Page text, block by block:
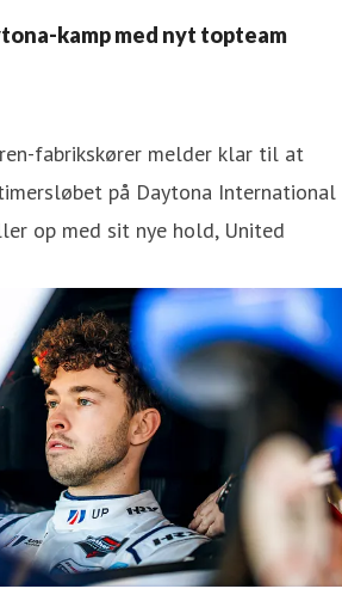
kamp med nyt topteam
fabrikskører melder klar til at
på Daytona International
op med sit nye hold, United